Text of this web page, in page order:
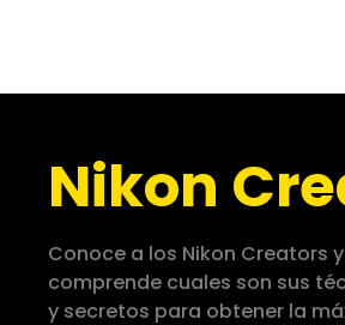
Nikon
Conoce a los Nikon Creators y
comprende cuales son sus
y secretos para obtener la